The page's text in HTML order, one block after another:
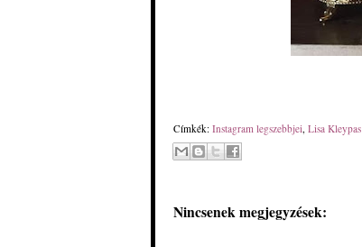
Címkék: Instagram legszebbjei, Lisa Kleypas
Nincsenek megjegyzések: